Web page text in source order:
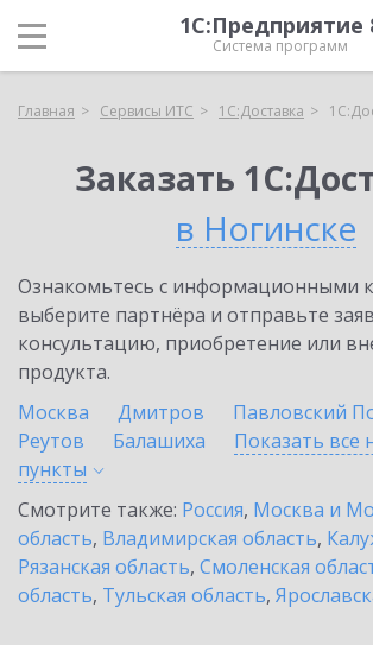
1С:Предприятие
Система программ
Главная Сервисы ИТС 1С:Доставка
Заказать
в Ногинске
Ознакомьтесь с информационными
выберите партнёра и отправьте
консультацию, приобретение или
продукта.
Москва
Дмитров
Павловский
Реутов
Балашиха
Показать все
пункты
Смотрите также: Россия, Москва и
область, Владимирская область,
Рязанская область, Смоленская
область, Тульская область,